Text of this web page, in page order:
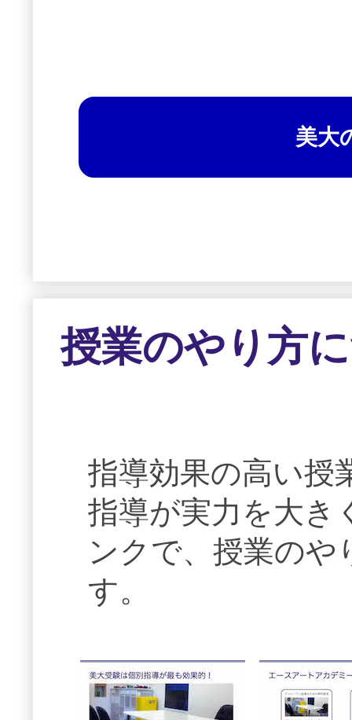
美大
授業のやり方
指導効果の高い授
指導が実力を大き
ンクで、授業の
す。